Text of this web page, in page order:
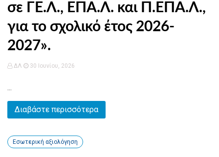
σε ΓΕ.Λ., ΕΠΑ.Λ. και Π.ΕΠΑ.Λ.,
για το σχολικό έτος 2026-
2027».
ΔΛ 30 Ιουνίου, 2026
...
Διαβάστε περισσότερα
Εσωτερική αξιολόγηση